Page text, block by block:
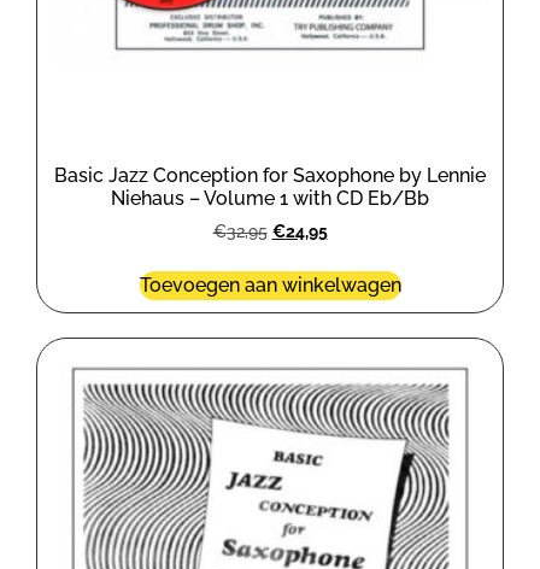
Basic Jazz Conception for Saxophone by Lennie
Niehaus – Volume 1 with CD Eb/Bb
€32,95 €24,95
Toevoegen aan winkelwagen